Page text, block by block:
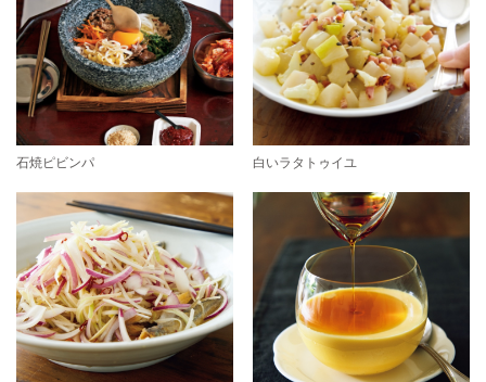
石焼ピビンパ 白いラタトゥイユ